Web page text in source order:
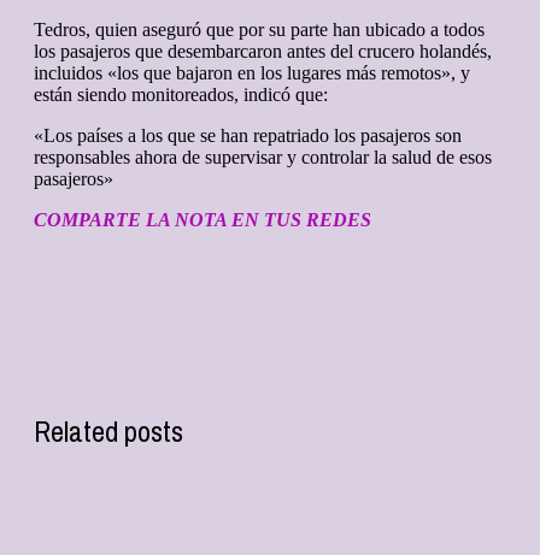
Tedros, quien aseguró que por su parte han ubicado a todos
los pasajeros que desembarcaron antes del crucero holandés,
incluidos «los que bajaron en los lugares más remotos», y
están siendo monitoreados, indicó que:
«Los países a los que se han repatriado los pasajeros son
responsables ahora de supervisar y controlar la salud de esos
pasajeros»
COMPARTE LA NOTA EN TUS REDES
Related posts